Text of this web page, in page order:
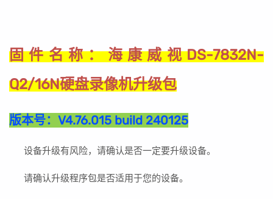
固件名称：海康威视DS-7832N-
Q2/16N硬盘录像机升级包
版本号： V4.76.015 build 240125
设备升级有风险，请确认是否一定要升级设备。
请确认升级程序包是否适用于您的设备。